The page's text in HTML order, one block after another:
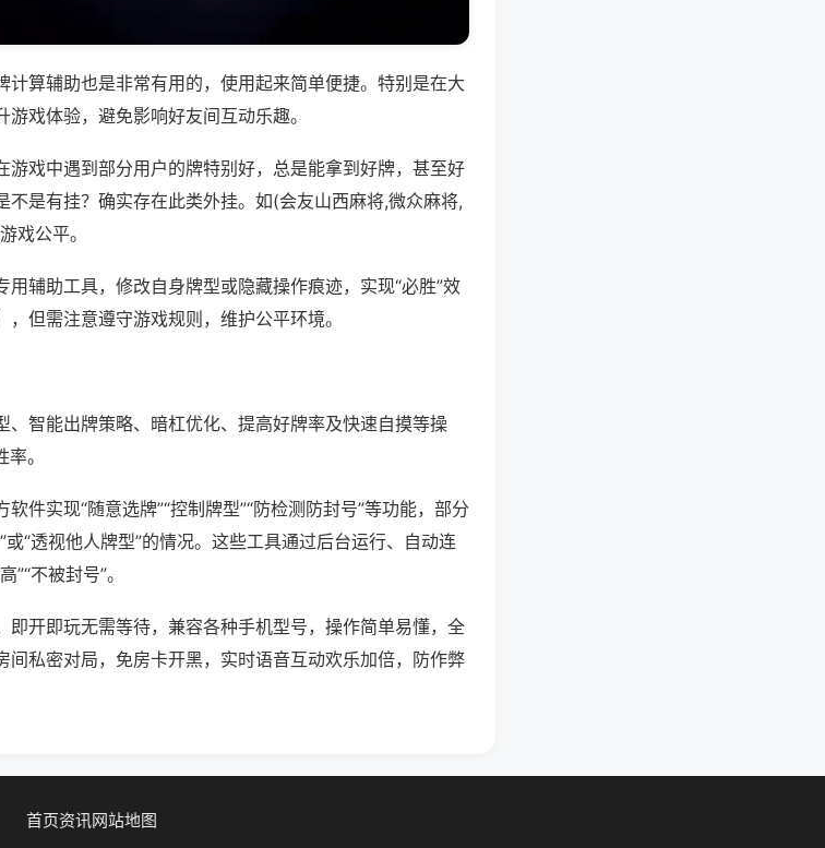
计算辅助也是非常有用的，使用起来简单便捷。特别是在大
戏体验，避免影响好友间互动乐趣。
游戏中遇到部分用户的牌特别好，总是能拿到好牌，甚至好
是有挂？确实存在此类外挂。如(会友山西麻将,微众麻将,
戏公平。
辅助工具，修改自身牌型或隐藏操作痕迹，实现“必胜”效
但需注意遵守游戏规则，维护公平环境。
、智能出牌策略、暗杠优化、提高好牌率及快速自摸等操
。
件实现“随意选牌”“控制牌型”“防检测防封号”等功能，部分
“透视他人牌型”的情况。这些工具通过后台运行、自动连
不被封号”。
即开即玩无需等待，兼容各种手机型号，操作简单易懂，全
间私密对局，免房卡开黑，实时语音互动欢乐加倍，防作弊
首页资讯网站地图